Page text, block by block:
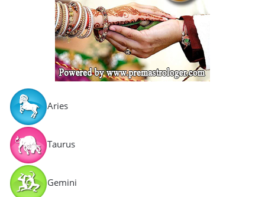
Aries
Taurus
Gemini